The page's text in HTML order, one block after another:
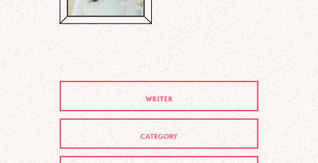
当社は個人情報の取得時、その取得目
的・利用範囲を明らかにし、目的の範囲
内で安全かつ適切に取扱います。
だし、公的な機関からの要請に対しては
提供することがあります。
保持契約の締結によって個人情報の保護
を担保します。